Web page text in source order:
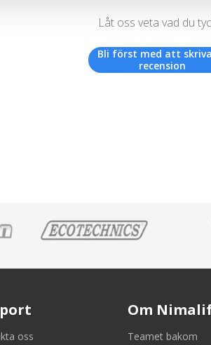
Låt oss veta vad du
Bli först med att
recension
oss
Om
Teamet bakom